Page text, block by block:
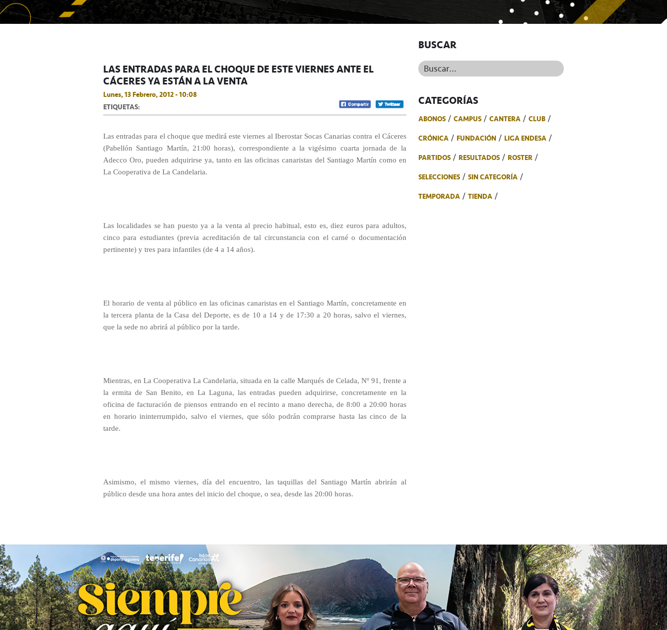
LAS ENTRADAS PARA EL CHOQUE DE ESTE VIERNES ANTE EL
CÁCERES YA ESTÁN A LA VENTA
Lunes, 13 Febrero, 2012 - 10:08
ETIQUETAS:
Las entradas para el choque que medirá este viernes al Iberostar Socas Canarias contra el Cáceres
(Pabellón Santiago Martín, 21:00 horas), correspondiente a la vigésimo cuarta jornada de la
Adecco Oro, pueden adquirirse ya, tanto en las oficinas canaristas del Santiago Martín como en
La Cooperativa de La Candelaria.
Las localidades se han puesto ya a la venta al precio habitual, esto es, diez euros para adultos,
cinco para estudiantes (previa acreditación de tal circunstancia con el carné o documentación
pertinente) y tres para infantiles (de 4 a 14 años).
El horario de venta al público en las oficinas canaristas en el Santiago Martín, concretamente en
la tercera planta de la Casa del Deporte, es de 10 a 14 y de 17:30 a 20 horas, salvo el viernes,
que la sede no abrirá al público por la tarde.
Mientras, en La Cooperativa La Candelaria, situada en la calle Marqués de Celada, Nº 91, frente a
la ermita de San Benito, en La Laguna, las entradas pueden adquirirse, concretamente en la
oficina de facturación de piensos entrando en el recinto a mano derecha, de 8:00 a 20:00 horas
en horario ininterrumpido, salvo el viernes, que sólo podrán comprarse hasta las cinco de la
tarde.
Asimismo, el mismo viernes, día del encuentro, las taquillas del Santiago Martín abrirán al
público desde una hora antes del inicio del choque, o sea, desde las 20:00 horas.
BUSCAR
Buscar...
CATEGORÍAS
ABONOS CAMPUS CANTERA
CLUB
CRÓNICA
FUNDACIÓN
LIGA ENDESA
PARTIDOS
RESULTADOS
ROSTER
SELECCIONES
SIN CATEGORÍA
TEMPORADA
TIENDA